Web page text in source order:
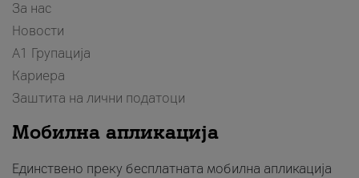
За нас
Новости
А1 Групација
Кариера
Заштита на лични податоци
Мобилна апликација
Единствено преку бесплатната мобилна апликација